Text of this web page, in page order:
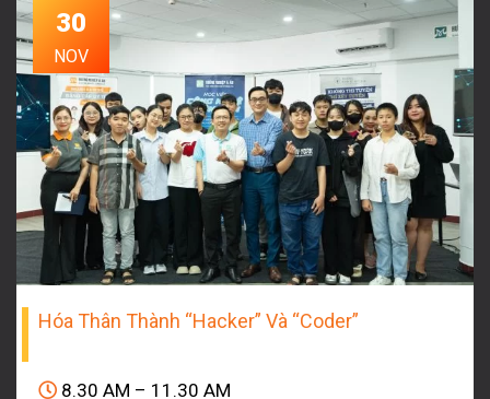
30
NOV
Hóa Thân Thành “Hacker” Và “Coder”
8.30 AM – 11.30 AM